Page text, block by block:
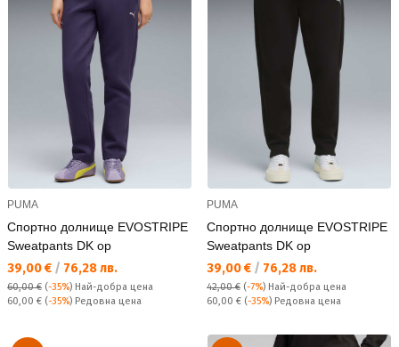
PUMA
Спортно долнище EVOSTRIPE
Sweatpants DK op
Текуща цена:
39,00 € / 76,28 лв.
60,00 € (-35%) Най-добра цена
Редовна цена:
60,00 € (-35%) Редовна цена
PUMA
Спортно долнище EVOSTRIPE
Sweatpants DK op
Текуща цена:
39,00 € / 76,28 лв.
42,00 € (-7%) Най-добра цена
Редовна цена:
60,00 € (-35%) Редовна цена